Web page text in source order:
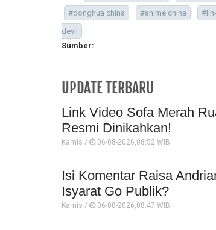
#donghua china
#anime china
devil
Sumber:
UPDATE TERBARU
Link Video Sofa Merah
Resmi Dinikahkan!
Kamis / 06-08-2026,08:52 WIB
Isi Komentar Raisa
Isyarat Go Publik?
Kamis / 06-08-2026,08:47 WIB